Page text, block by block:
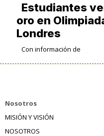
Estudiantes
oro en
Londres
Con información de
Nosotros
MISIÓN Y VISIÓN
NOSOTROS